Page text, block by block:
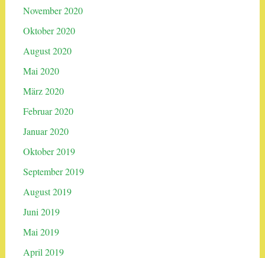
November 2020
Oktober 2020
August 2020
Mai 2020
März 2020
Februar 2020
Januar 2020
Oktober 2019
September 2019
August 2019
Juni 2019
Mai 2019
April 2019